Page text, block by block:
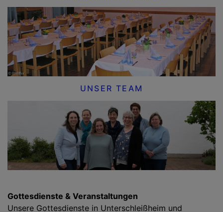
UNSER TEAM
Gottesdienste & Veranstaltungen
Unsere Gottesdienste in Unterschleißheim und